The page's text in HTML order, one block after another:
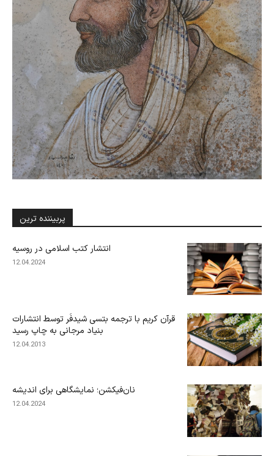
پربیننده ترین
انتشار کتب اسلامی در روسیه
12.04.2024
قرآن کریم با ترجمه بتسی شیدفَر توسط انتشارات
بنیاد مرجانی به چاپ رسید
12.04.2013
نان‌فیکشن؛ نمایشگاهی برای اندیشه
12.04.2024